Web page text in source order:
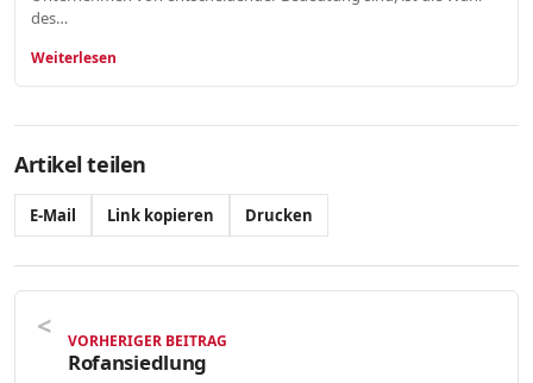
des…
Weiterlesen
Artikel teilen
E-Mail Link kopieren Drucken
VORHERIGER BEITRAG
Rofansiedlung